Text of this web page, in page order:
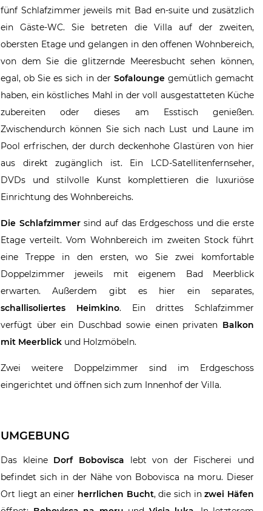
fünf Schlafzimmer jeweils mit Bad en-suite und zusätzlich
ein Gäste-WC. Sie betreten die Villa auf der zweiten,
obersten Etage und gelangen in den offenen Wohnbereich,
von dem Sie die glitzernde Meeresbucht sehen können,
egal, ob Sie es sich in der Sofaloungegemütlich gemacht
haben, ein köstliches Mahl in der voll ausgestatteten Küche
zubereiten oder dieses am Esstisch genießen.
Zwischendurch können Sie sich nach Lust und Laune im
Pool erfrischen, der durch deckenhohe Glastüren von hier
aus direkt zugänglich ist. Ein LCD-Satellitenfernseher,
DVDs und stilvolle Kunst komplettieren die luxuriöse
Einrichtung des Wohnbereichs.
Die Schlafzimmersind auf das Erdgeschoss und die erste
Etage verteilt. Vom Wohnbereich im zweiten Stock führt
eine Treppe in den ersten, wo Sie zwei komfortable
Doppelzimmer jeweils mit eigenem Bad Meerblick
erwarten. Außerdem gibt es hier ein separates,
schallisoliertes Heimkino. Ein drittes Schlafzimmer
verfügt über ein Duschbad sowie einen privaten Balkon
mit Meerblick und Holzmöbeln.
Zwei weitere Doppelzimmer sind im Erdgeschoss
eingerichtet und öffnen sich zum Innenhof der Villa.
UMGEBUNG
Das kleine Dorf Bobovisca lebt von der Fischerei und
befindet sich in der Nähe von Bobovisca na moru. Dieser
Ort liegt an einer herrlichen Bucht, die sich inzwei Häfen